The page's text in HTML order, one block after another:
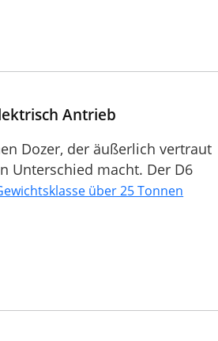
Antrieb
Dozer, der äußerlich vertraut
Unterschied macht. Der D6
über 25 Tonnen